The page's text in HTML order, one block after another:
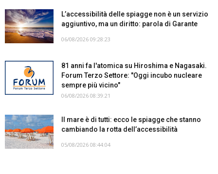
L’accessibilità delle spiagge non è un servizio
aggiuntivo, ma un diritto: parola di Garante
06/08/2026 09:28:23
81 anni fa l'atomica su Hiroshima e Nagasaki.
Forum Terzo Settore: "Oggi incubo nucleare
sempre più vicino"
06/08/2026 08:39:21
Il mare è di tutti: ecco le spiagge che stanno
cambiando la rotta dell’accessibilità
05/08/2026 08:44:04